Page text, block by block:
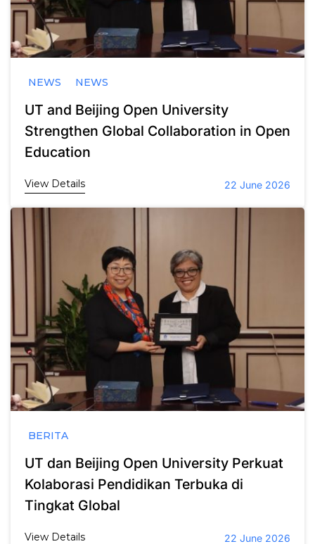
NEWS NEWS
UT and Beijing Open University
Strengthen Global Collaboration in Open
Education
View Details 22 June 2026
BERITA
UT dan Beijing Open University Perkuat
Kolaborasi Pendidikan Terbuka di
Tingkat Global
View Details 22 June 2026